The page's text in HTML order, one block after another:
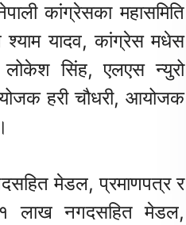
कांग्रेसका महासमिति
श्याम यादव,कांग्रेस मधेस
लोकेश सिंह,एलएस न्युरो
हरी चौधरी, आयोजक
।
मेडल,प्रमाणपत्र र
१ लाख नगदसहित मेडल,